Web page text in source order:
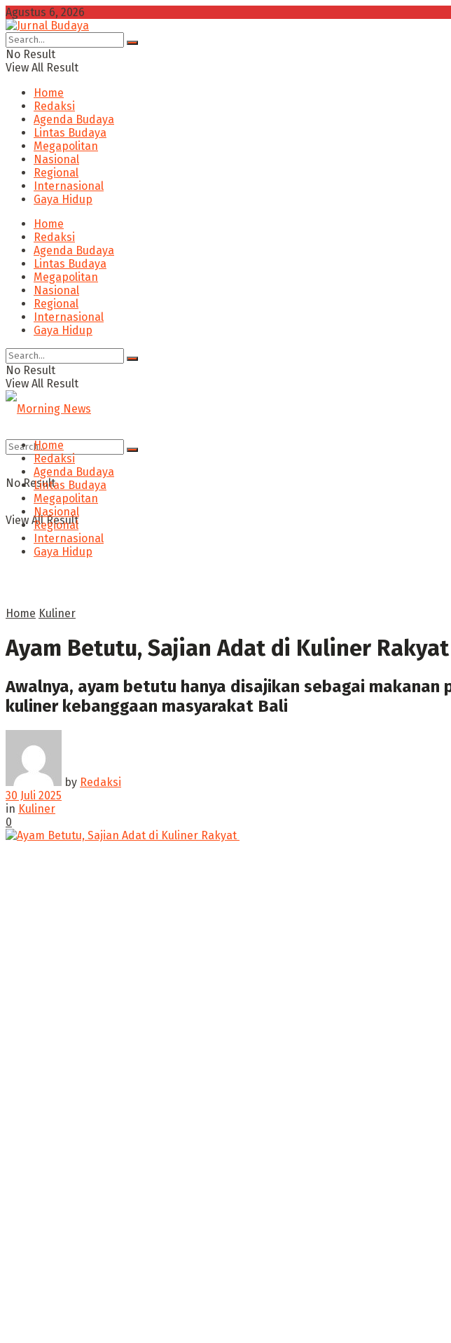
Agustus 6, 2026
No Result
View All Result
Home
Redaksi
Agenda Budaya
Lintas Budaya
Megapolitan
Nasional
Regional
Internasional
Gaya Hidup
Home
Redaksi
Agenda Budaya
Lintas Budaya
Megapolitan
Nasional
Regional
Internasional
Gaya Hidup
No Result
View All Result
No Result
View All Result
Home
Redaksi
Agenda Budaya
Lintas Budaya
Megapolitan
Nasional
Regional
Internasional
Gaya Hidup
Home Kuliner
Ayam Betutu, Sajian Adat di Kuliner Rakyat ‎
‎Awalnya, ayam betutu hanya disajikan sebagai makanan
kuliner kebanggaan masyarakat Bali
by Redaksi
30 Juli 2025
in Kuliner
0